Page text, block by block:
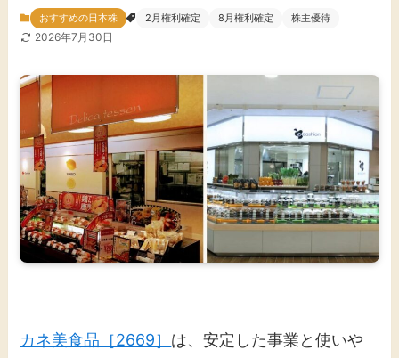
おすすめの日本株 2月権利確定 8月権利確定 株主優待
2026年7月30日
カネ美食品［2669］ は、安定した事業と使いや